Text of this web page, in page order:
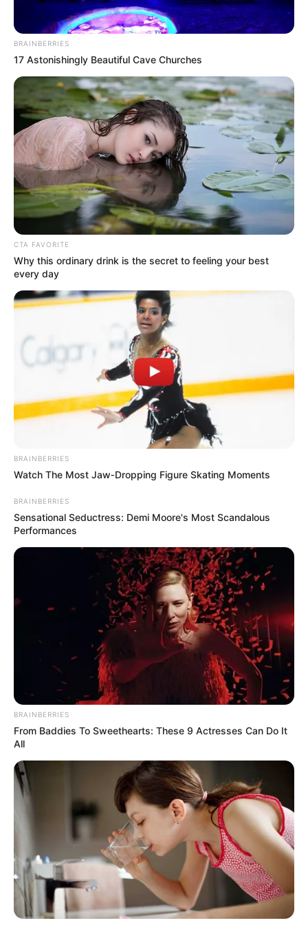
Περισσότερα νέα από την Εύβοια
Μερομήνια 2026 – 2027: Τι καιρό θα κάνει τις
επόμενες μέρες;
Κάθε πότε κληρώνει το τζόκερ, ποιες οι μέρες;
Πότε ανοίγουν οι εγγραφές για τα
Πανεπιστήμια 2026 – Ημερομηνίες για
πρωτοετείς
Ακολουθήστε το evianews.com στοGoogle
News
BRAINBERRIES
17 Astonishingly Beautiful Cave Churches
CTA FAVORITE
Why this ordinary drink is the secret to feeling your best
every day
BRAINBERRIES
Watch The Most Jaw‑Dropping Figure Skating Moments
BRAINBERRIES
Sensational Seductress: Demi Moore's Most Scandalous
Performances
BRAINBERRIES
From Baddies To Sweethearts: These 9 Actresses Can Do It
All